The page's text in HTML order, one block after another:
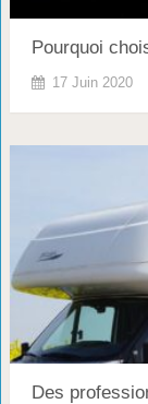
Pourquoi
17 Juin 2020
Des